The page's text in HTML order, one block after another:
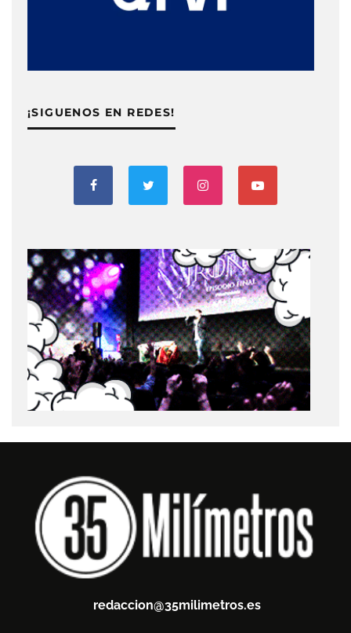
¡SIGUENOS EN REDES!
redaccion@35milimetros.es